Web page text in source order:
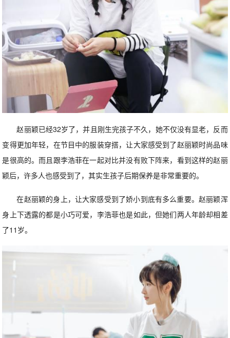
赵丽颖已经32岁了，并且刚生完孩子不久，她不仅没有显老，反而
变得更加年轻，在节目中的服装穿搭，让大家感受到了赵丽颖时尚品味
是很高的。而且跟李浩菲在一起对比并没有败下阵来，看到这样的赵丽
颖后，许多人也感受到了，其实生孩子后期保养是非常重要的。
在赵丽颖的身上，让大家感受到了娇小到底有多么重要。赵丽颖浑
身上下透露的都是小巧可爱，李浩菲也是如此，但她们两人年龄却相差
了11岁。